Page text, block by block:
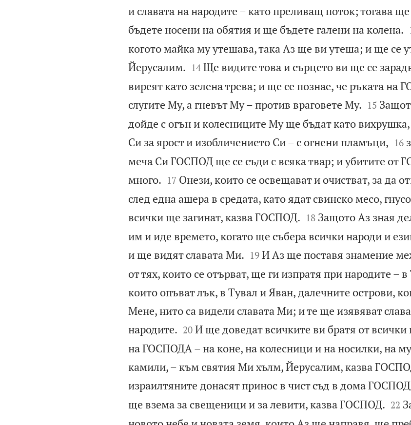
и славата на народите – като преливащ поток; тогава
бъдете носени на обятия и ще бъдете галени на колена.
когото майка му утешава, така Аз ще ви утеша; и ще се
Йерусалим.
14 Ще видите това и сърцето ви ще се
виреят като зелена трева; и ще се познае, че ръката на
слугите Му, а гневът Му – против враговете Му.
15
дойде с огън и колесниците Му ще бъдат като вихрушка,
Си за ярост и изобличението Си – с огнени пламъци,
16
меча Си ГОСПОД ще се съди с всяка твар; и убитите от
много.
17 Онези, които се освещават и очистват, за да
след една ашера в средата, като ядат свинско месо,
всички ще загинат, казва ГОСПОД.
18 Защото Аз зная
им и иде времето, когато ще събера всички народи и
и ще видят славата Ми.
19 И Аз ще поставя знамение
от тях, които се отърват, ще ги изпратя при народите –
които опъват лък, в Тувал и Яван, далечните острови,
Мене, нито са видели славата Ми; и те ще изявяват
народите.
20 И ще доведат всичките ви братя от всички
на ГОСПОДА – на коне, на колесници и на носилки, на
камили, – към святия Ми хълм, Йерусалим, казва
израилтяните донасят принос в чист съд в дома
ще взема за свещеници и за левити, казва ГОСПОД.
22